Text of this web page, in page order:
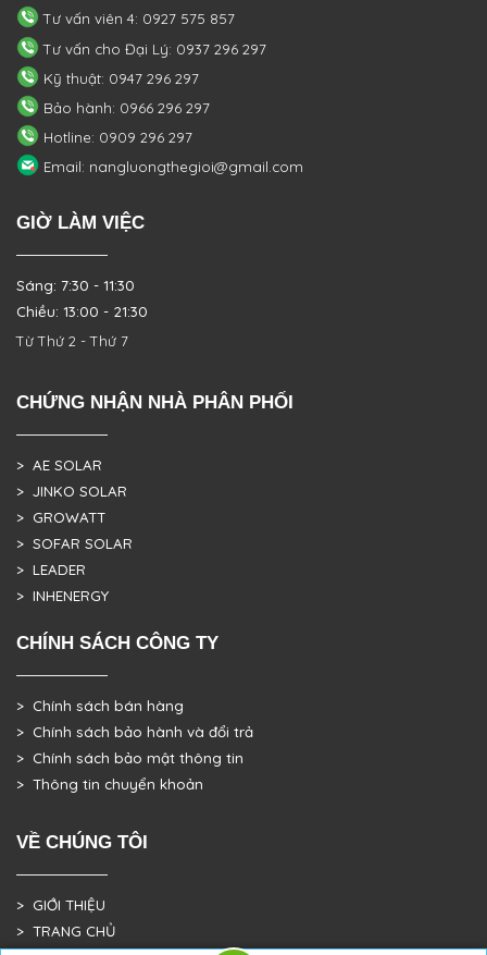
Tư vấn viên 4: 0927 575 857
Tư vấn cho Đại Lý: 0937 296 297
Kỹ thuật: 0947 296 297
Bảo hành: 0966 296 297
Hotline: 0909 296 297
Email: nangluongthegioi@gmail.com
GIỜ LÀM VIỆC
Sáng: 7:30 - 11:30
Chiều: 13:00 - 21:30
Từ Thứ 2 - Thứ 7
CHỨNG NHẬN NHÀ PHÂN PHỐI
> AE SOLAR
> JINKO SOLAR
> GROWATT
> SOFAR SOLAR
> LEADER
> INHENERGY
CHÍNH SÁCH CÔNG TY
> Chính sách bán hàng
> Chính sách bảo hành và đổi trả
> Chính sách bảo mật thông tin
> Thông tin chuyển khoản
VỀ CHÚNG TÔI
> GIỚI THIỆU
> TRANG CHỦ